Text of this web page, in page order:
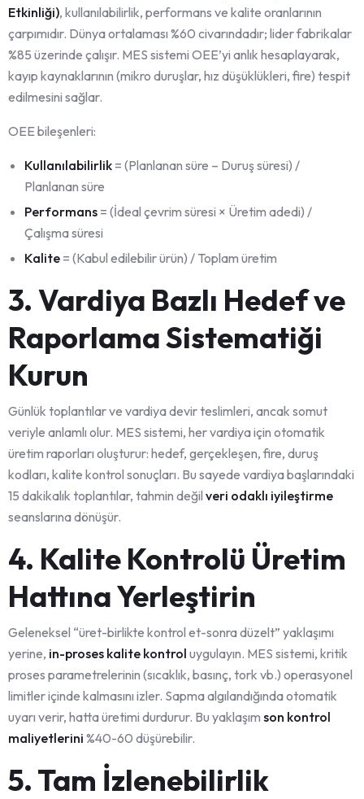
Etkinliği), kullanılabilirlik, performans ve kalite oranlarının
çarpımıdır. Dünya ortalaması %60 civarındadır; lider fabrikalar
%85 üzerinde çalışır. MES sistemi OEE’yi anlık hesaplayarak,
kayıp kaynaklarının (mikro duruşlar, hız düşüklükleri, fire) tespit
edilmesini sağlar.
OEE bileşenleri:
Kullanılabilirlik = (Planlanan süre – Duruş süresi) /
Planlanan süre
Performans = (İdeal çevrim süresi × Üretim adedi) /
Çalışma süresi
Kalite = (Kabul edilebilir ürün) / Toplam üretim
3. Vardiya Bazlı Hedef ve
Raporlama Sistematiği
Kurun
Günlük toplantılar ve vardiya devir teslimleri, ancak somut
veriyle anlamlı olur. MES sistemi, her vardiya için otomatik
üretim raporları oluşturur: hedef, gerçekleşen, fire, duruş
kodları, kalite kontrol sonuçları. Bu sayede vardiya başlarındaki
15 dakikalık toplantılar, tahmin değil veri odaklı iyileştirme
seanslarına dönüşür.
4. Kalite Kontrolü Üretim
Hattına Yerleştirin
Geleneksel “üret-birlikte kontrol et-sonra düzelt” yaklaşımı
yerine, in-proses kalite kontrol uygulayın. MES sistemi, kritik
proses parametrelerinin (sıcaklık, basınç, tork vb.) operasyonel
limitler içinde kalmasını izler. Sapma algılandığında otomatik
uyarı verir, hatta üretimi durdurur. Bu yaklaşım son kontrol
maliyetlerini %40-60 düşürebilir.
5. Tam İzlenebilirlik